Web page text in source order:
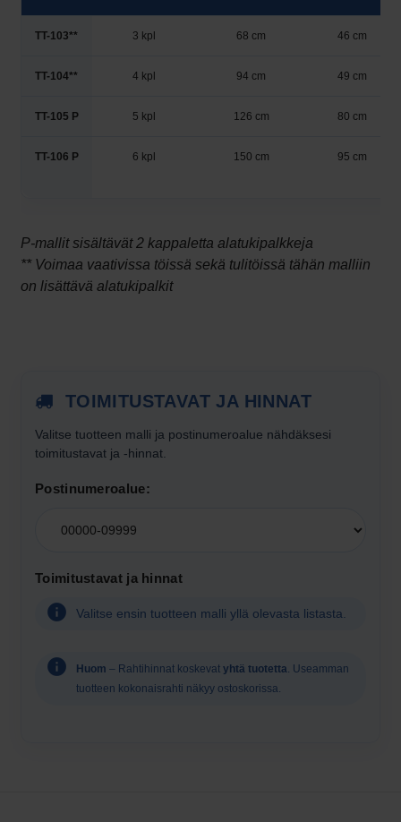
TT-103** 3 kpl 68 cm 46 cm
TT-104** 4 kpl 94 cm 49 cm
TT-105 P 5 kpl 126 cm 80 cm
TT-106 P 6 kpl 150 cm 95 cm
P-mallit sisältävät 2 kappaletta alatukipalkkeja
** Voimaa vaativissa töissä sekä tulitöissä tähän malliin
on lisättävä alatukipalkit
TOIMITUSTAVAT JA HINNAT
Valitse tuotteen malli ja postinumeroalue nähdäksesi
toimitustavat ja -hinnat.
Postinumeroalue:
postinumeroalue
näyttämistä
varten
Toimitustavat ja hinnat
Valitse ensin tuotteen malli yllä olevasta listasta.
Huom – Rahtihinnat koskevat yhtä tuotetta . Useamman
tuotteen kokonaisrahti näkyy ostoskorissa.